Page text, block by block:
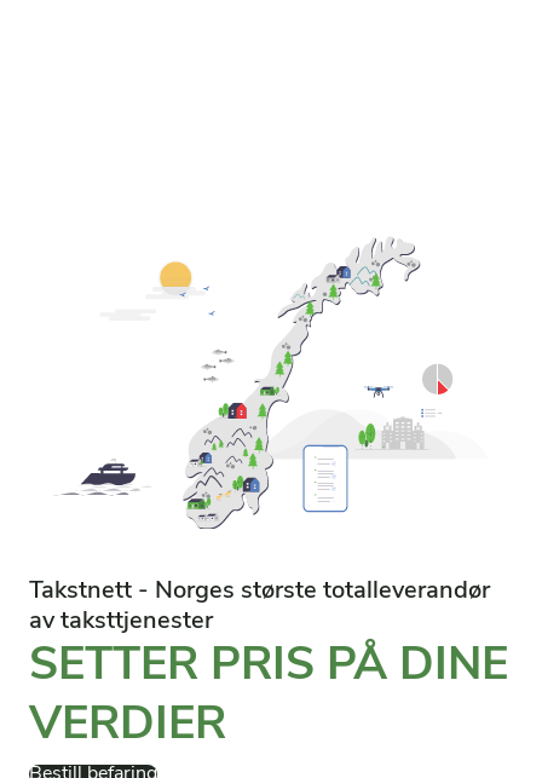
Takstnett - Norges største totalleverandør
av taksttjenester
SETTER PRIS PÅ DINE
VERDIER
Bestill befaring